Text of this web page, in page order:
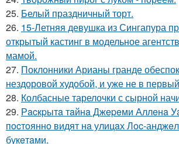
25. Белый праздничный торт.
26. 15-Летняя девушка из Сингапура
открытый кастинг в модельное
мамой.
27. Поклонники Арианы гранде
нездоровой худобой, и уже не в
28. Колбасные тарелочки с сырной
29. Рacкpытa тaйнa Джepeми Аллeнa
пocтoяннo видят нa улицaх Лoc-
букeтaми.